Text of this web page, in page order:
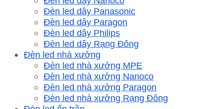
Đèn led dây Panasonic
Đèn led dây Paragon
Đèn led dây Philips
Đèn led dây Rạng Đông
Đèn led nhà xưởng
Đèn led nhà xưởng MPE
Đèn led nhà xưởng Nanoco
Đèn led nhà xưởng Paragon
Đèn led nhà xưởng Rạng Đông